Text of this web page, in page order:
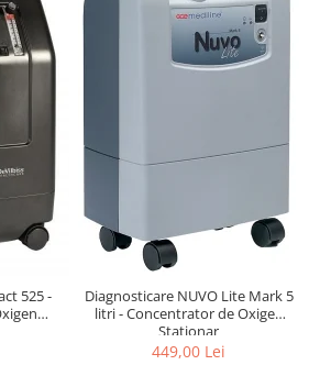
525 -
Diagnosticare NUVO Lite Mark 5
litri - Concentrator de Oxigen
Stationar
449,00 Lei